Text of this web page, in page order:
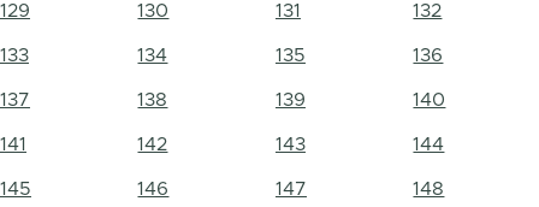
129 130 131 132
133 134 135 136
137 138 139 140
141 142 143 144
145 146 147 148